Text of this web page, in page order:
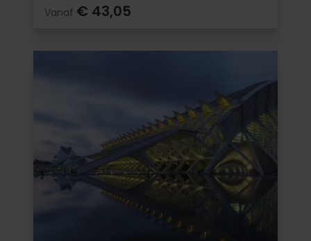
Vanaf € 43,05